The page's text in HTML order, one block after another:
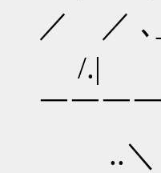
／ ／
/.|
￣￣￣￣
..＼ /